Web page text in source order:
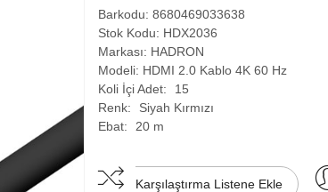
Barkodu: 8680469033638
Stok Kodu: HDX2036
Markası: HADRON
Modeli: HDMI 2.0 Kablo 4K 60 Hz
Koli İçi Adet:
15
Renk:
Siyah Kırmızı
Ebat:
20 m
Karşılaştırma Listene Ekle